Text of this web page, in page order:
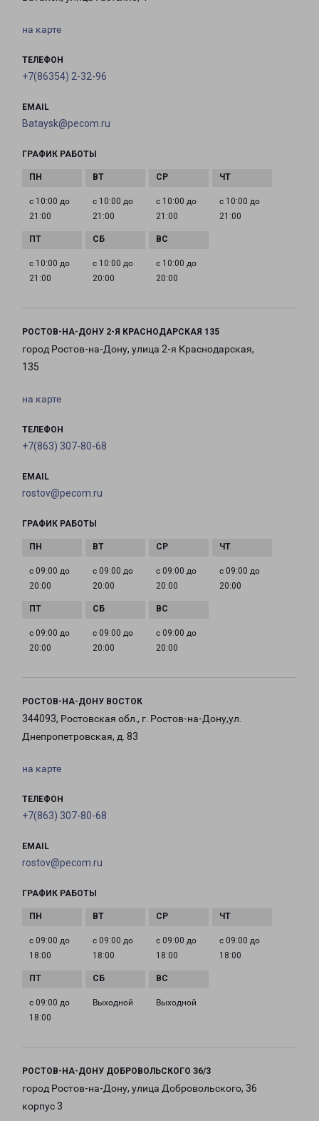
на карте
ТЕЛЕФОН
+7(86354) 2-32-96
EMAIL
Bataysk@pecom.ru
ГРАФИК РАБОТЫ
с 10:00 до
21:00
с 10:00 до
21:00
с 10:00 до
21:00
с 10:00 до
21:00
с 10:00 до
21:00
с 10:00 до
20:00
с 10:00 до
20:00
РОСТОВ-НА-ДОНУ 2-Я КРАСНОДАРСКАЯ 135
город Ростов-на-Дону, улица 2-я Краснодарская,
135
на карте
ТЕЛЕФОН
+7(863) 307-80-68
EMAIL
rostov@pecom.ru
ГРАФИК РАБОТЫ
с 09:00 до
20:00
с 09:00 до
20:00
с 09:00 до
20:00
с 09:00 до
20:00
с 09:00 до
20:00
с 09:00 до
20:00
с 09:00 до
20:00
РОСТОВ-НА-ДОНУ ВОСТОК
344093, Ростовская обл., г. Ростов-на-Дону,ул.
Днепропетровская, д. 83
на карте
ТЕЛЕФОН
+7(863) 307-80-68
EMAIL
rostov@pecom.ru
ГРАФИК РАБОТЫ
с 09:00 до
18:00
с 09:00 до
18:00
с 09:00 до
18:00
с 09:00 до
18:00
с 09:00 до
18:00
Выходной Выходной
РОСТОВ-НА-ДОНУ ДОБРОВОЛЬСКОГО З6/3
город Ростов-на-Дону, улица Добровольского, 36
корпус 3